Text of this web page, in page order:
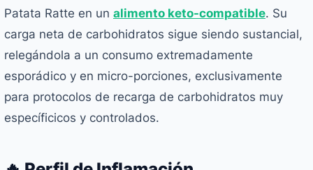
Patata Ratte en un alimento keto-compatible. Su
carga neta de carbohidratos sigue siendo sustancial,
relegándola a un consumo extremadamente
esporádico y en micro-porciones, exclusivamente
para protocolos de recarga de carbohidratos muy
específicicos y controlados.